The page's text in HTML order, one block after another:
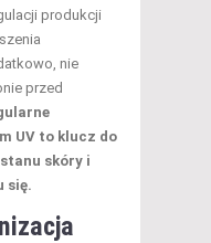
produkcji
nie
przed
UV to klucz do
skóry i
się.